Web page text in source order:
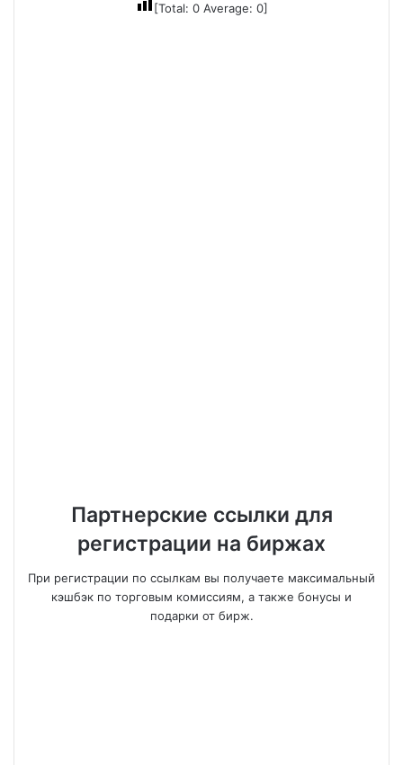
[Total: 0Average: 0]
Партнерские ссылки для
регистрации на биржах
При регистрации по ссылкам вы получаете максимальный
кэшбэк по торговым комиссиям, а также бонусы и
подарки от бирж.